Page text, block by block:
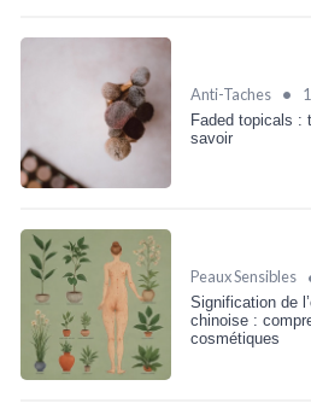
Anti-Taches •
Faded topicals :
savoir
Peaux Sensibles
Signification de
chinoise :
cosmétiques